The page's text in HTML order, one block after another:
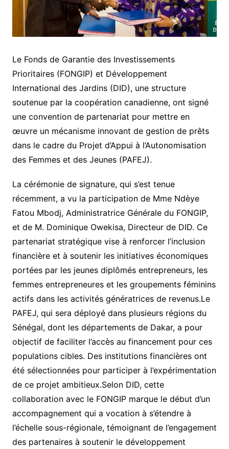
Le Fonds de Garantie des Investissements
Prioritaires (FONGIP) et Développement
International des Jardins (DID), une structure
soutenue par la coopération canadienne, ont signé
une convention de partenariat pour mettre en
œuvre un mécanisme innovant de gestion de prêts
dans le cadre du Projet d’Appui à l’Autonomisation
des Femmes et des Jeunes (PAFEJ).
La cérémonie de signature, qui s’est tenue
récemment, a vu la participation de Mme Ndèye
Fatou Mbodj, Administratrice Générale du FONGIP,
et de M. Dominique Owekisa, Directeur de DID. Ce
partenariat stratégique vise à renforcer l’inclusion
financière et à soutenir les initiatives économiques
portées par les jeunes diplômés entrepreneurs, les
femmes entrepreneures et les groupements féminins
actifs dans les activités génératrices de revenus.Le
PAFEJ, qui sera déployé dans plusieurs régions du
Sénégal, dont les départements de Dakar, a pour
objectif de faciliter l’accès au financement pour ces
populations cibles. Des institutions financières ont
été sélectionnées pour participer à l’expérimentation
de ce projet ambitieux.Selon DID, cette
collaboration avec le FONGIP marque le début d’un
accompagnement qui a vocation à s’étendre à
l’échelle sous-régionale, témoignant de l’engagement
des partenaires à soutenir le développement